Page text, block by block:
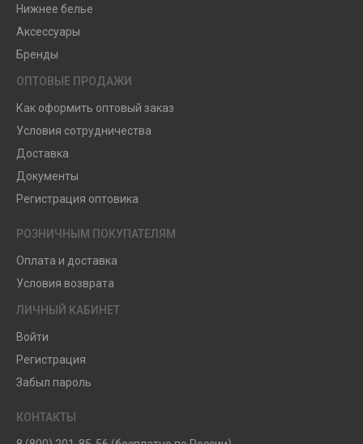
Нижнее белье
Аксессуары
Бренды
ОПТОВЫЕ ПРОДАЖИ
Как оформить оптовый заказ
Условия сотрудничества
Доставка
Документы
Регистрация оптовика
РОЗНИЧНЫМ ПОКУПАТЕЛЯМ
Оплата и доставка
Условия возврата
ЛИЧНЫЙ КАБИНЕТ
Войти
Регистрация
Забыл пароль
КОНТАКТЫ